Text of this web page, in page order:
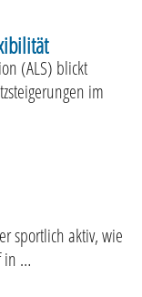
(ALS) blickt
im
sportlich aktiv, wie
in …